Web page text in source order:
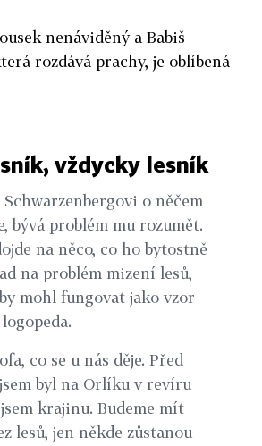
nenáviděný a Babiš
rozdává prachy, je oblíbená
vždycky lesník
o něčem
bývá problém mu rozumět.
na něco, co ho bytostně
na problém mizení lesů,
mohl fungovat jako vzor
co se u nás děje. Před
byl na Orlíku v revíru
krajinu. Budeme mít
lesů, jen někde zůstanou